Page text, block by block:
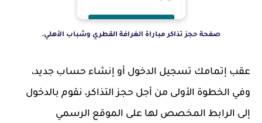
صفحة حجز تذاكر مباراة الغرافة القطري وشباب الأهلي.
عقب إتمامك تسجيل الدخول أو إنشاء حساب جديد،
وفي الخطوة الأولى من أجل حجز التذاكر، نقوم بالدخول
إلى الرابط المخصص لها على الموقع الرسمي